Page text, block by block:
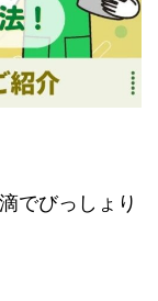
でびっしょり